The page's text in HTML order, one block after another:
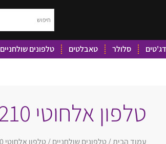
סלולר טאבלטים טלפונים שולחניים
טלפון אלחוטי Panasonic KX-TGB210